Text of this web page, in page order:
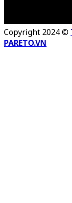
Copyright 2024 ©
PARETO.VN